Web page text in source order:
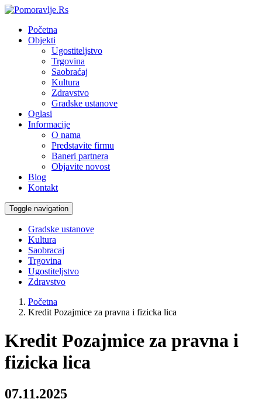
Početna
Objekti
Ugostiteljstvo
Trgovina
Saobraćaj
Kultura
Zdravstvo
Gradske ustanove
Oglasi
Informacije
O nama
Predstavite firmu
Baneri partnera
Objavite novost
Blog
Kontakt
Toggle navigation
Gradske ustanove
Kultura
Saobracaj
Trgovina
Ugostiteljstvo
Zdravstvo
Početna
Kredit Pozajmice za pravna i fizicka lica
Kredit Pozajmice za pravna i
fizicka lica
07.11.2025